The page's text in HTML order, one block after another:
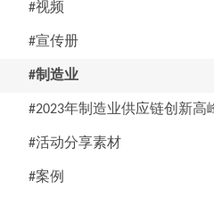
#视频
#宣传册
#制造业
#2023年制造业供应链创新高
#活动分享素材
#案例